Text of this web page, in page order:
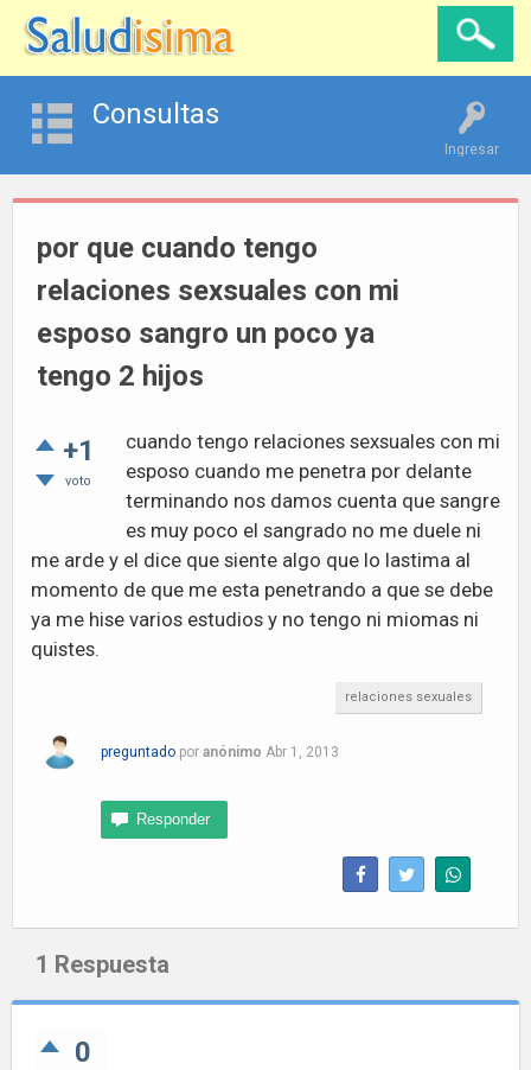
Ingresar
Consultas
por que cuando tengo
relaciones sexsuales con mi
esposo sangro un poco ya
tengo 2 hijos
+1
voto
cuando tengo relaciones sexsuales con mi
esposo cuando me penetra por delante
terminando nos damos cuenta que sangre
es muy poco el sangrado no me duele ni
me arde y el dice que siente algo que lo lastima al
momento de que me esta penetrando a que se debe
ya me hise varios estudios y no tengo ni miomas ni
quistes.
relaciones sexuales
preguntado por anónimo Abr 1, 2013
1 Respuesta
0